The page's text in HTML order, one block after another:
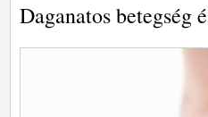
Daganatos betegség